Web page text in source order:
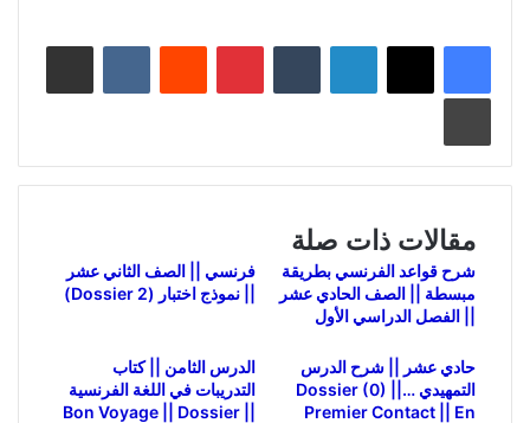
لينكدإن بينتيريست مشاركة عبر البريد
طباعة
مقالات ذات صلة
فرنسي || الصف الثاني عشر
|| نموذج اختبار (Dossier 2)
شرح قواعد الفرنسي بطريقة
مبسطة || الصف الحادي عشر
|| الفصل الدراسي الأول
الدرس الثامن || كتاب
التدريبات في اللغة الفرنسية
|| Bon Voyage || Dossier
حادي عشر || شرح الدرس
التمهيدي …Dossier (0) ||
Premier Contact || En